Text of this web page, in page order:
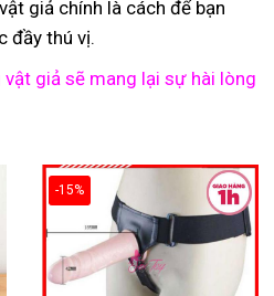
giả chính là cách để bạn
đầy thú vị.
giả sẽ mang lại sự hài lòng
-15%